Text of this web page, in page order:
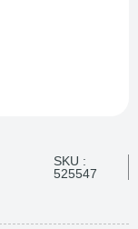
SKU :
525547